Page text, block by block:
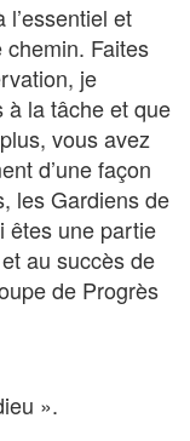
et
Faites
je
à la tâche et que
vous avez
d’une façon
les Gardiens de
êtes une partie
au succès de
de Progrès
».